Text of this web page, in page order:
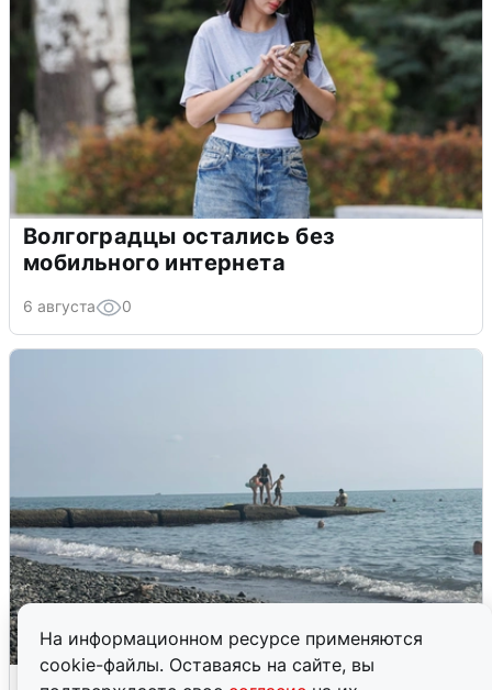
На информационном ресурсе применяются
cookie-файлы. Оставаясь на сайте, вы
Волгоградцы остались без
мобильного интернета
6 августа 0
Сирены в Сочи: новая угроза БПЛА